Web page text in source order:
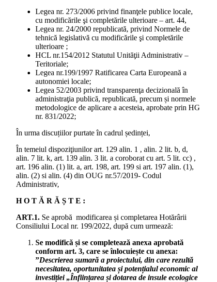
Legea nr. 273/2006 privind finanţele publice locale,
cu modificările şi completările ulterioare – art. 44,
Legea nr. 24/2000 republicată, privind Normele de
tehnică legislativă cu modificările şi completările
ulterioare ;
HCL nr.154/2012 Statutul Unităţii Administrativ –
Teritoriale;
Legea nr.199/1997 Ratificarea Carta Europeană a
autonomiei locale;
Legea 52/2003 privind transparenţa decizională în
administraţia publică, republicată, precum și normele
metodologice de aplicare a acesteia, aprobate prin HG
nr. 831/2022;
În urma discuțiilor purtate în cadrul ședinței,
În temeiul dispoziţiunilor art. 129 alin. 1 , alin. 2 lit. b, d,
alin. 7 lit. k, art. 139 alin. 3 lit. a coroborat cu art. 5 lit. cc) ,
art. 196 alin. (1) lit. a, art. 198, art. 199 si art. 197 alin. (1),
alin. (2) si alin. (4) din OUG nr.57/2019- Codul
Administrativ,
H O T Ă R Ă Ș T E :
ART.1. Se aprobă modificarea și completarea Hotărârii
Consiliului Local nr. 199/2022, după cum urmează:
Se modifică și se completează anexa aprobată
conform art. 3, care se înlocuiește cu anexa:
”Descrierea sumară a proiectului, din care rezultă
necesitatea, oportunitatea și potențialul economic al
investiției „Înființarea și dotarea de insule ecologice